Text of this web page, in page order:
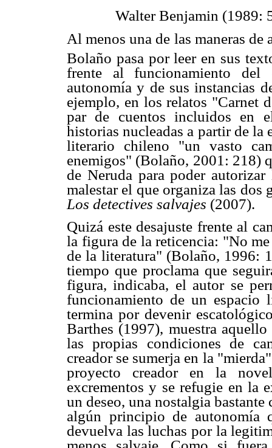
Walter Benjamin (1989:
Al menos una de las maneras
Bolaño pasa por leer en sus
frente al funcionamiento
autonomía y de sus instancias
ejemplo, en los relatos "Carnet
par de cuentos incluidos
historias nucleadas a partir de la
literario chileno "un vasto
enemigos" (Bolaño, 2001: 218)
de Neruda para poder
malestar el que organiza las
Los detectives salvajes (2007).
Quizá este desajuste frente al
la figura de la reticencia: "No
de la literatura" (Bolaño, 1996:
tiempo que proclama que
figura, indicaba, el autor se
funcionamiento de un
termina por devenir
Barthes (1997), muestra
las propias condiciones de
creador se sumerja en la
proyecto creador en la
excrementos y se refugie en la
un deseo, una nostalgia
algún principio de autonomía
devuelva las luchas por la